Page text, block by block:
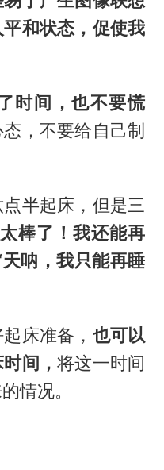
和状态，促使我
时间，也不要慌
，不要给自己制
半起床，但是三
棒了！我还能再
呐，我只能再睡
床准备， 也可以
间，将这一时间
情况。